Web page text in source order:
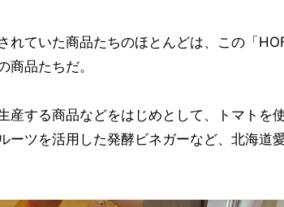
れていた商品たちのほとんどは、この「
商品たちだ。
産する商品などをはじめとして、トマトを
ーツを活用した発酵ビネガーなど、北海道